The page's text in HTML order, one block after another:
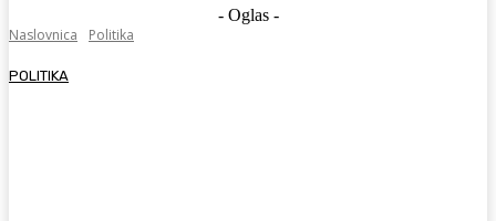
- Oglas -
Naslovnica
Politika
POLITIKA